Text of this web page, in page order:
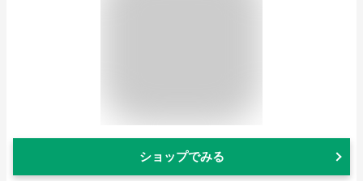
ショップでみる